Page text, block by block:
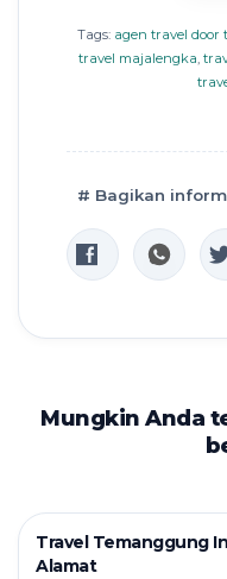
Tags: agen travel door
travel majalengka,
# Bagikan
Mungkin Anda
Travel Temanggung
Alamat